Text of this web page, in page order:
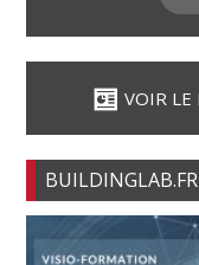
VOIR LE
BUILDINGLAB.FR